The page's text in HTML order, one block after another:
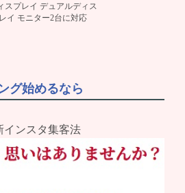
スプレイ デュアルディス
イ モニター2台に対応
グ始めるなら
インスタ集客法